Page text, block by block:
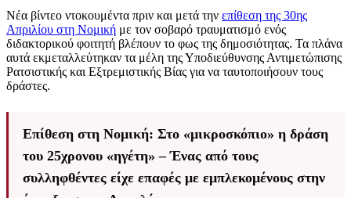
Νέα βίντεο ντοκουμέντα πριν και μετά την επίθεση της 30ης
Απριλίου στη Νομική με τον σοβαρό τραυματισμό ενός
διδακτορικού φοιτητή βλέπουν το φως της δημοσιότητας. Τα πλάνα
αυτά εκμεταλλεύτηκαν τα μέλη της Υποδιεύθυνσης Αντιμετώπισης
Ρατσιστικής και Εξτρεμιστικής Βίας για να ταυτοποιήσουν τους
δράστες.
Επίθεση στη Νομική: Στο «μικροσκόπιο» η δράση
του 25χρονου «ηγέτη» – Ένας από τους
συλληφθέντες είχε επαφές με εμπλεκομένους στην